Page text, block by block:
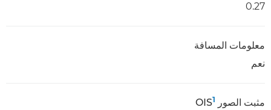
0.27
معلومات المسافة
نعم
مثبت الصور OIS 1